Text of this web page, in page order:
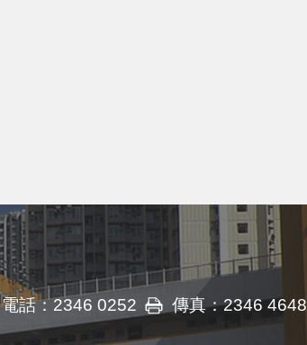
電話： 2346 0252 傳真：2346 4648